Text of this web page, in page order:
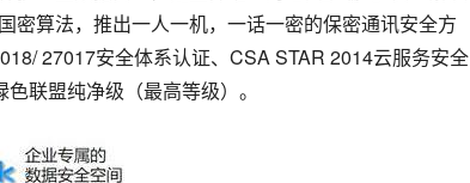
密算法，推出一人一机，一话一密的保密通讯安全方
27017安全体系认证、CSA STAR 2014云服务安全
联盟纯净级（最高等级）。